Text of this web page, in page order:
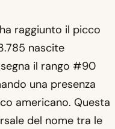
raggiunto il picco
nascite
il rango #90
una presenza
americano. Questa
del nome tra le